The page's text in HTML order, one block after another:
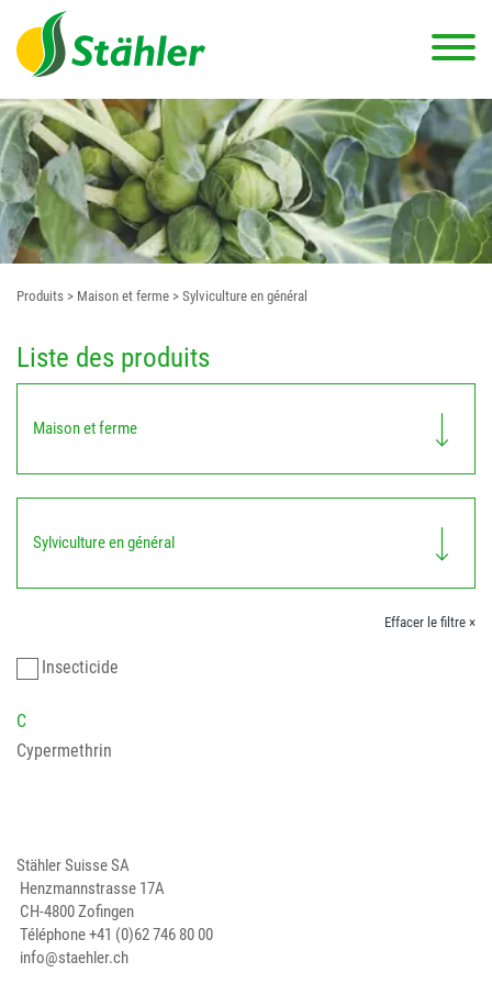
Produits > Maison et ferme > Sylviculture en général
Liste des produits
Maison et ferme
Sylviculture en général
Effacer le filtre ×
Insecticide
C
Cypermethrin
Stähler Suisse SA
Henzmannstrasse 17A
CH-4800 Zofingen
Téléphone+41 (0)62 746 80 00
info@staehler.ch